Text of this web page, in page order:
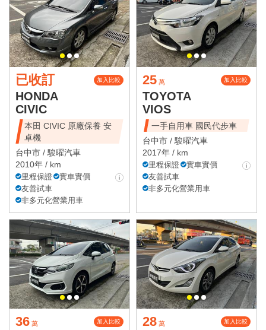
已收訂 加入比較
HONDA
CIVIC
本田 CIVIC 原廠保養 安
卓機
台中市 / 駿曜汽車
2010年 / km
里程保證
實車實價
友善試車
非多元化營業用車
25 萬 加入比較
TOYOTA
VIOS
一手自用車 國民代步車
台中市 / 駿曜汽車
2017年 / km
里程保證
實車實價
友善試車
非多元化營業用車
36 萬 加入比較 28 萬 加入比較